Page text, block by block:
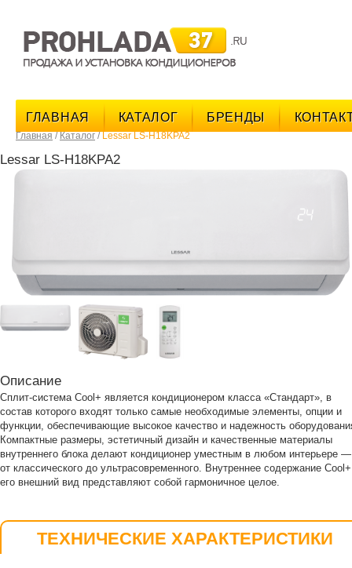
ГЛАВНАЯ КАТАЛОГ БРЕНДЫ
Главная / Каталог / Lessar LS-H18KPA2
Lessar LS-H18KPA2
Описание
Сплит-система Cool+ является кондиционером класса «Стандарт», в
состав которого входят только самые необходимые элементы, опции и
функции, обеспечивающие высокое качество и надежность
Компактные размеры, эстетичный дизайн и качественные материалы
внутреннего блока делают кондиционер уместным в любом интерьере —
от классического до ультрасовременного. Внутреннее содержание
его внешний вид представляют собой гармоничное целое.
ТЕХНИЧЕСКИЕ ХАРАКТЕРИСТИКИ